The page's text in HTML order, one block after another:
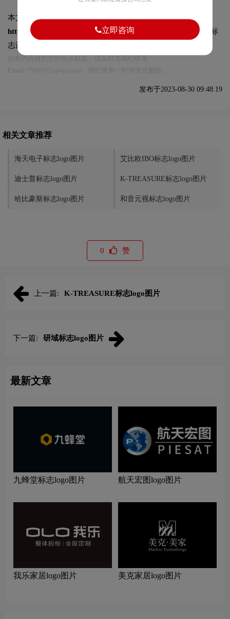
本文标题和链接爱珈标志logo图片:
https://logo9.net/works/11462.html转载时请注明出处为诗宸标
志设计及本链接!
发布于2023-08-30 09:48:19
相关文章推荐
海天电子标志logo图片 艾比欧IBO标志logo图片
迪士普标志logo图片 K-TREASURE标志logo图片
哈比豪斯标志logo图片 和音元视标志logo图片
0 赞
上一篇: K-TREASURE标志logo图片
下一篇: 研域标志logo图片
最新文章
九蜂堂标志logo图片 航天宏图logo图片
我乐家居logo图片 美克家居logo图片
立即咨询